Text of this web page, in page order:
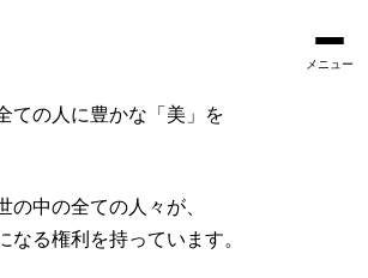
メニュー
の中の全ての人々が、
なる権利を持っています。